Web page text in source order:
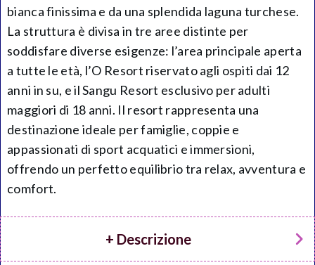
bianca finissima e da una splendida laguna turchese.
La struttura è divisa in tre aree distinte per
soddisfare diverse esigenze: l’area principale aperta
a tutte le età, l’O Resort riservato agli ospiti dai 12
anni in su, e il Sangu Resort esclusivo per adulti
maggiori di 18 anni. Il resort rappresenta una
destinazione ideale per famiglie, coppie e
appassionati di sport acquatici e immersioni,
offrendo un perfetto equilibrio tra relax, avventura e
comfort.
+ Descrizione